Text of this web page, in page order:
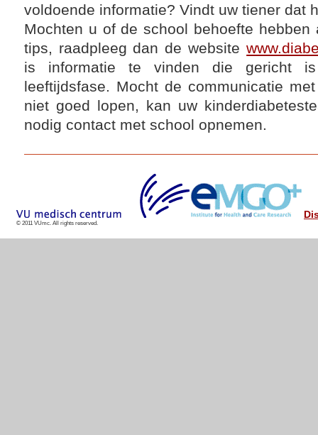
voldoende informatie? Vindt uw tiener dat
Mochten u of de school behoefte hebben
tips, raadpleeg dan de website
is informatie te vinden die gericht
leeftijdsfase. Mocht de communicatie
niet goed lopen, kan uw
nodig contact met school opnemen.
© 2011 VUmc. All rights reserved.